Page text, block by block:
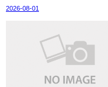
2026-08-01